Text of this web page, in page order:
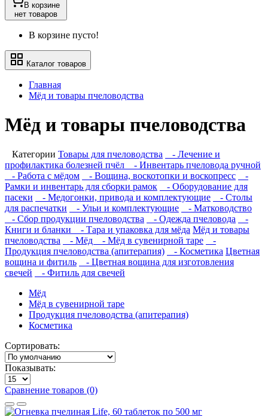
В корзине
нет товаров
В корзине пусто!
Каталог товаров
Главная
Мёд и товары пчеловодства
Мёд и товары пчеловодства
Категории Товары для пчеловодства
- Лечение и
профилактика болезней пчёл
- Инвентарь пчеловода ручной
- Работа с мёдом
- Вощина, воскотопки и воскопресс
-
Рамки и инвентарь для сборки рамок
- Оборудование для
пасеки
- Медогонки, привода и комплектующие
- Столы
для распечатки
- Ульи и комплектующие
- Матководство
- Сбор продукции пчеловодства
- Одежда пчеловода
-
Книги и бланки
- Тара и упаковка для мёда Мёд и товары
пчеловодства
- Мёд - Мёд в сувенирной таре
-
Продукция пчеловодства (апитерапия)
- Косметика Цветная
вощина и фитиль
- Цветная вощина для изготовления
свечей
- Фитиль для свечей
Мёд
Мёд в сувенирной таре
Продукция пчеловодства (апитерапия)
Косметика
Сортировать:
Показывать:
Сравнение товаров (0)